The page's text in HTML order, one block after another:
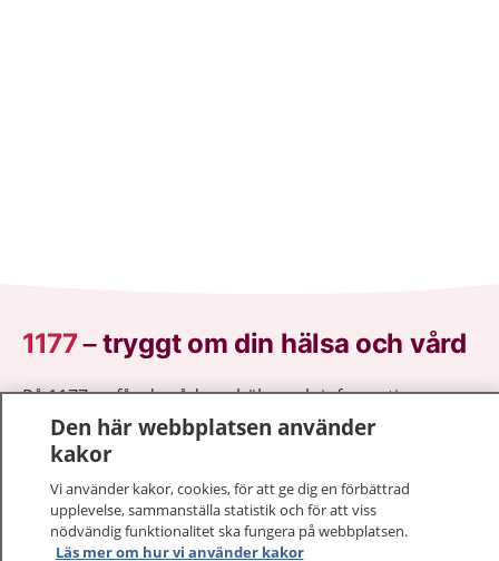
1177–tryggt om din hälsa och vård
På 1177.se får du råd om hälsa och information om
sjukdomar och vilka mottagningar du kan kontakta.
Logga in för att läsa din journal och göra dina
sjukvårdsrådgivning dygnet runt.
1177 ger dig råd när du vill må bättre.
Den här webbplatsen använder
kakor
Vi använder kakor, cookies, för att ge dig en förbättrad
upplevelse, sammanställa statistik och för att viss
nödvändig funktionalitet ska fungera på webbplatsen.
Läs mer om hur vi använder kakor